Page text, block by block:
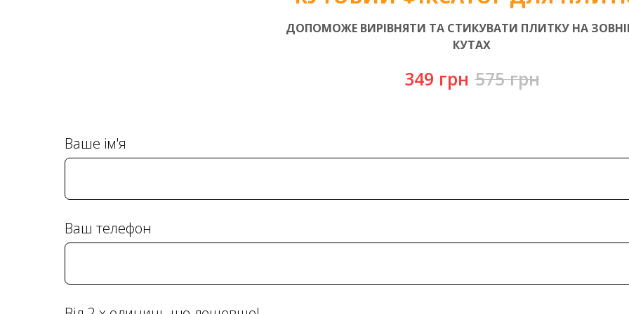
ДОПОМОЖЕ ВИРІВНЯТИ ТА СТИКУВАТИ ПЛИТКУ НА
КУТАХ
349 грн 575 грн
Ваше ім'я
Ваш телефон